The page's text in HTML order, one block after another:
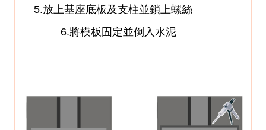
5.放上基座底板及支柱並鎖上螺絲
6.將模板固定並倒入水泥